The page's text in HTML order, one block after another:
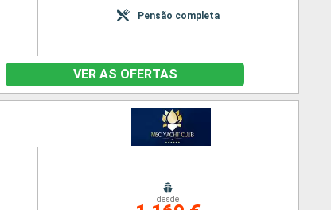
Pensão completa
VER AS OFERTAS
desde